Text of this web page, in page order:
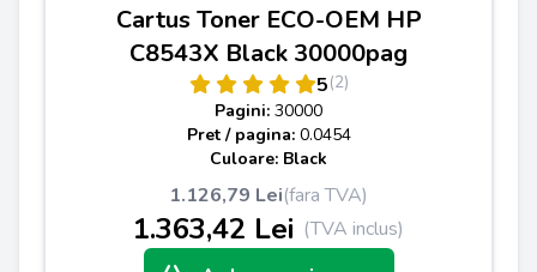
Cartus Toner ECO-OEM HP
C8543X Black 30000pag
5(2)
Pagini: 30000
Pret / pagina: 0.0454
Culoare: Black
1.126,79 Lei(fara TVA)
1.363,42 Lei (TVA inclus)